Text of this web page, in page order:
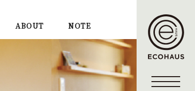
ABOUT NOTE